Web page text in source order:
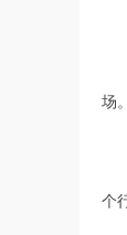
场
个